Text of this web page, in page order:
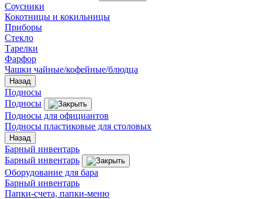
Соусники
Кокотницы и кокильницы
Приборы
Стекло
Тарелки
Фарфор
Чашки чайные/кофейные/блюдца
Назад
Подносы
Подносы
Подносы для официантов
Подносы пластиковые для столовых
Назад
Барный инвентарь
Барный инвентарь
Оборудование для бара
Барный инвентарь
Папки-счета, папки-меню